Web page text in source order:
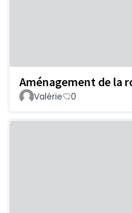
Aménagement de la
Valérie 0